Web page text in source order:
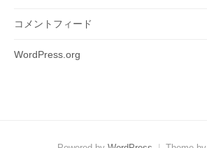
コメントフィード
WordPress.org